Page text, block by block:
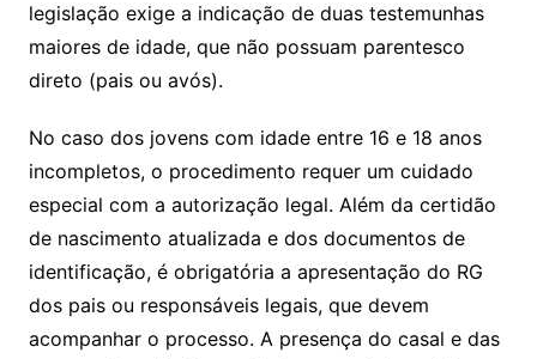
legislação exige a indicação de duas testemunhas
maiores de idade, que não possuam parentesco
direto (pais ou avós).
No caso dos jovens com idade entre 16 e 18 anos
incompletos, o procedimento requer um cuidado
especial com a autorização legal. Além da certidão
de nascimento atualizada e dos documentos de
identificação, é obrigatória a apresentação do RG
dos pais ou responsáveis legais, que devem
acompanhar o processo. A presença do casal e das